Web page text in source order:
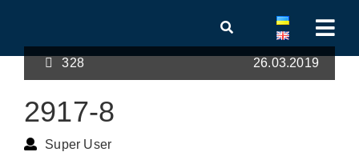
328 26.03.2019
2917-8
Super User